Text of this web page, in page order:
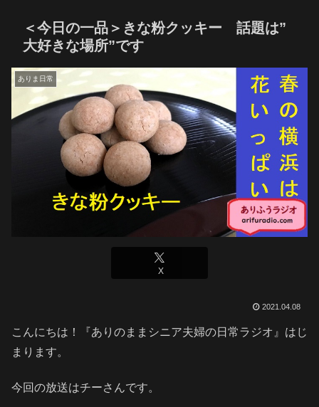
＜今日の一品＞きな粉クッキー 話題は”
大好きな場所”です
ありま日常
X
2021.04.08
こんにちは！『ありのままシニア夫婦の日常ラジオ』はじ
まります。
今回の放送はチーさんです。